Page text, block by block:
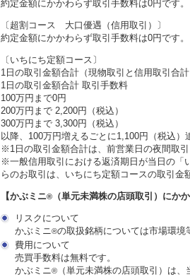
約定金額にかかわらず取引手数料は0円です。
〔超割コース 大口優遇（信用取引）〕
約定金額にかかわらず取引手数料は0円です。
〔いちにち定額コース〕
1日の取引金額合計（現物取引と信用取引合
1日の取引金額合計 取引手数料
100万円まで0円
200万円まで 2,200円（税込）
300万円まで 3,300円（税込）
以降、100万円増えるごとに1,100円（税込）
※1日の取引金額合計は、前営業日の夜間取
※一般信用取引における返済期日が当日の「
らのお取引は、いちにち定額コースの取引金
【かぶミニ® （単元未満株の店頭取引）にか
リスクについて
かぶミニ ®の取扱銘柄については市場環
費用について
売買手数料は無料です。
かぶミニ®
（単元未満株の店頭取引）は